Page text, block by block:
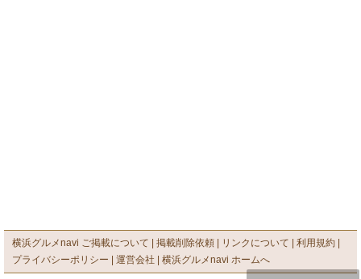
横浜グルメnavi ご掲載について 掲載削除依頼 リンクについて
利用規約
プライバシーポリシー
運営会社 横浜グルメnavi ホームへ